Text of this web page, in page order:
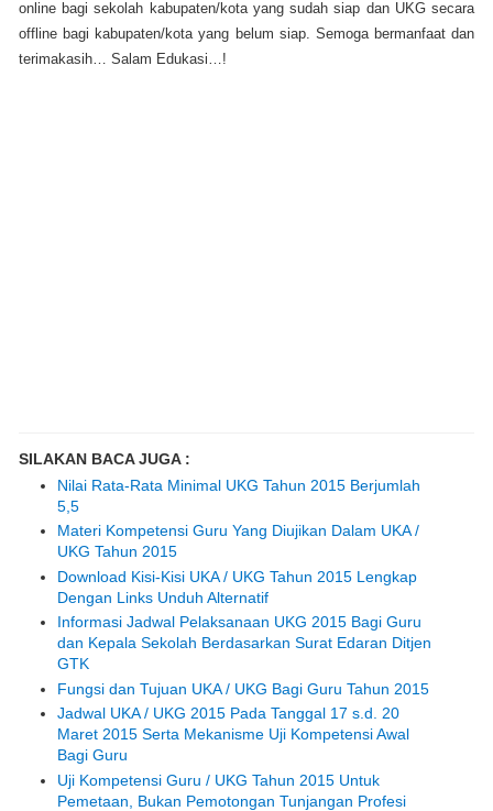
online bagi sekolah kabupaten/kota yang sudah siap dan UKG secara
offline bagi kabupaten/kota yang belum siap. Semoga bermanfaat dan
terimakasih… Salam Edukasi…!
SILAKAN BACA JUGA :
Nilai Rata-Rata Minimal UKG Tahun 2015 Berjumlah
5,5
Materi Kompetensi Guru Yang Diujikan Dalam UKA /
UKG Tahun 2015
Download Kisi-Kisi UKA / UKG Tahun 2015 Lengkap
Dengan Links Unduh Alternatif
Informasi Jadwal Pelaksanaan UKG 2015 Bagi Guru
dan Kepala Sekolah Berdasarkan Surat Edaran Ditjen
GTK
Fungsi dan Tujuan UKA / UKG Bagi Guru Tahun 2015
Jadwal UKA / UKG 2015 Pada Tanggal 17 s.d. 20
Maret 2015 Serta Mekanisme Uji Kompetensi Awal
Bagi Guru
Uji Kompetensi Guru / UKG Tahun 2015 Untuk
Pemetaan, Bukan Pemotongan Tunjangan Profesi